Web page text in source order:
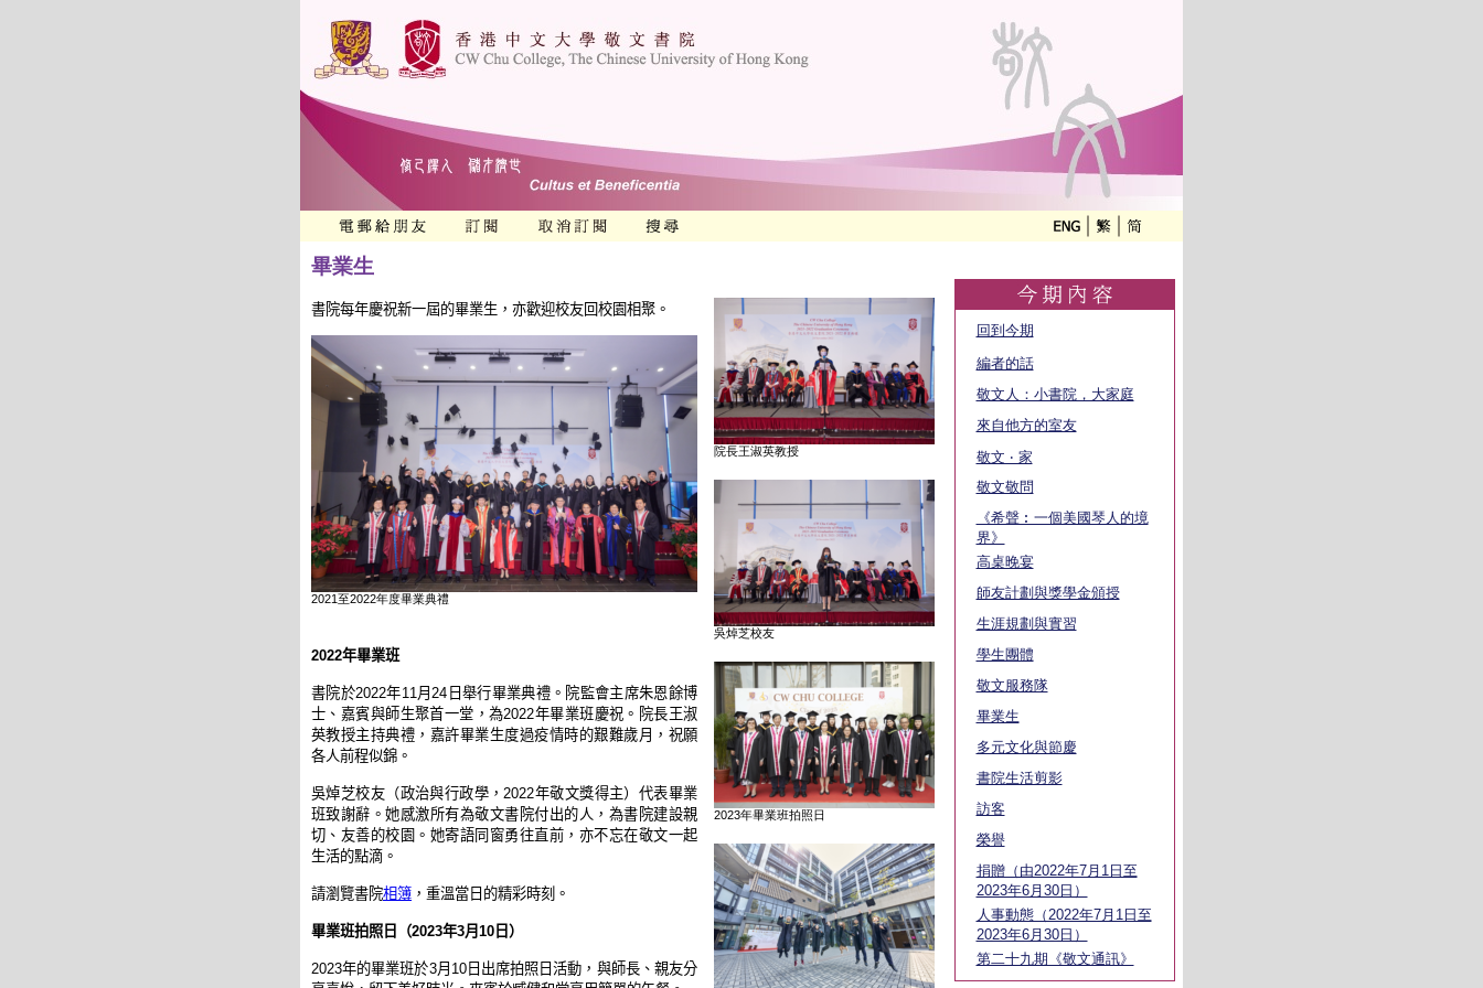
畢業生
書院每年慶祝新一屆的畢業生，亦歡迎校友回校園相聚。
院長王淑英教授
吳焯芝校友
2023年畢業班拍照日
2021至2022年度畢業典禮
2022年畢業班
書院於2022年11月24日舉行畢業典禮。院監會主席朱恩餘博
士、嘉賓與師生聚首一堂，為2022年畢業班慶祝。院長王淑
英教授主持典禮，嘉許畢業生度過疫情時的艱難歲月，祝願
各人前程似錦。
吳焯芝校友（政治與行政學，2022年敬文獎得主）代表畢業
班致謝辭。她感激所有為敬文書院付出的人，為書院建設親
切、友善的校園。她寄語同窗勇往直前，亦不忘在敬文一起
生活的點滴。
請瀏覽書院相簿 ，重溫當日的精彩時刻。
畢業班拍照日（2023年3月10日）
2023年的畢業班於3月10日出席拍照日活動，與師長、親友分
回到今期
編者的話
敬文人：小書院，大家庭
來自他方的室友
敬文 ‧ 家
敬文敬問
《希聲︰一個美國琴人的境
界》
高桌晚宴
師友計劃與獎學金頒授
生涯規劃與實習
學生團體
敬文服務隊
畢業生
多元文化與節慶
書院生活剪影
訪客
榮譽
捐贈（由2022年7月1日至
2023年6月30日）
人事動態（2022年7月1日至
2023年6月30日）
第二十九期《敬文通訊》